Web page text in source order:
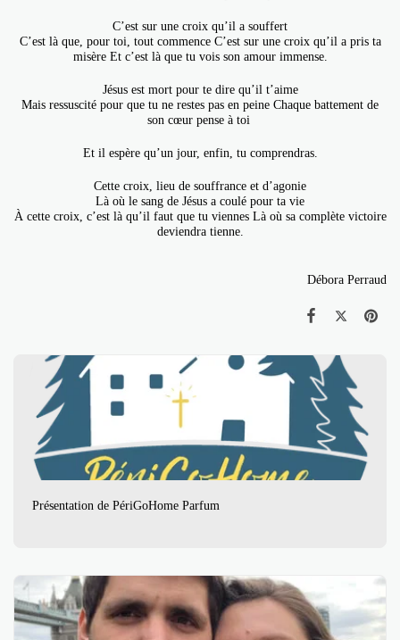
C’est sur une croix qu’il a souffert
C’est là que, pour toi, tout commence C’est sur une croix qu’il a pris ta
misère Et c’est là que tu vois son amour immense.
Jésus est mort pour te dire qu’il t’aime
Mais ressuscité pour que tu ne restes pas en peine Chaque battement de
son cœur pense à toi
Et il espère qu’un jour, enfin, tu comprendras.
Cette croix, lieu de souffrance et d’agonie
Là où le sang de Jésus a coulé pour ta vie
À cette croix, c’est là qu’il faut que tu viennes Là où sa complète victoire
deviendra tienne.
Débora Perraud
Présentation de PériGoHome Parfum